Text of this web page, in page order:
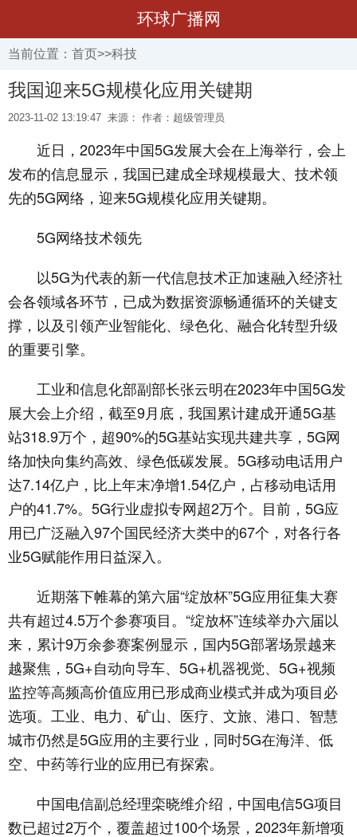
环球广播网
当前位置： 首页>>科技
我国迎来5G规模化应用关键期
2023-11-02 13:19:47 来源： 作者：超级管理员
近日，2023年中国5G发展大会在上海举行，会上
发布的信息显示，我国已建成全球规模最大、技术领
先的5G网络，迎来5G规模化应用关键期。
5G网络技术领先
以5G为代表的新一代信息技术正加速融入经济社
会各领域各环节，已成为数据资源畅通循环的关键支
撑，以及引领产业智能化、绿色化、融合化转型升级
的重要引擎。
工业和信息化部副部长张云明在2023年中国5G发
展大会上介绍，截至9月底，我国累计建成开通5G基
站318.9万个，超90%的5G基站实现共建共享，5G网
络加快向集约高效、绿色低碳发展。5G移动电话用户
达7.14亿户，比上年末净增1.54亿户，占移动电话用
户的41.7%。5G行业虚拟专网超2万个。目前，5G应
用已广泛融入97个国民经济大类中的67个，对各行各
业5G赋能作用日益深入。
近期落下帷幕的第六届“绽放杯”5G应用征集大赛
共有超过4.5万个参赛项目。“绽放杯”连续举办六届以
来，累计9万余参赛案例显示，国内5G部署场景越来
越聚焦，5G+自动向导车、5G+机器视觉、5G+视频
监控等高频高价值应用已形成商业模式并成为项目必
选项。工业、电力、矿山、医疗、文旅、港口、智慧
城市仍然是5G应用的主要行业，同时5G在海洋、低
空、中药等行业的应用已有探索。
中国电信副总经理栾晓维介绍，中国电信5G项目
数已超过2万个，覆盖超过100个场景，2023年新增项